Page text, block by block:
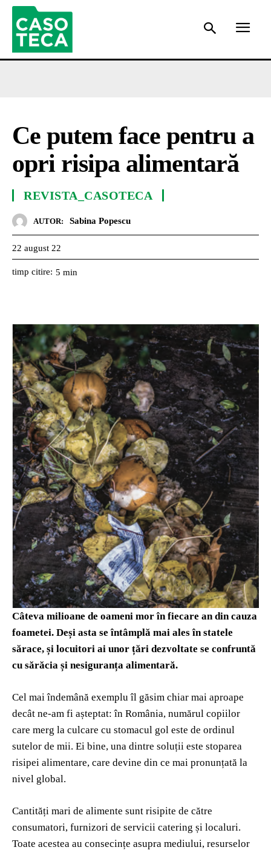
Ce putem face pentru a
opri risipa alimentară
REVISTA_CASOTECA
AUTOR: Sabina Popescu
22 august 22
timp citire: 5 min
Câteva milioane de oameni mor în fiecare an din cauza
foametei. Deși asta se întâmplă mai ales în statele
sărace, și locuitori ai unor țări dezvoltate se confruntă
cu sărăcia și nesiguranța alimentară.
Cel mai îndemână exemplu îl găsim chiar mai aproape
decât ne-am fi așteptat: în România, numărul copiilor
care merg la culcare cu stomacul gol este de ordinul
sutelor de mii. Ei bine, una dintre soluții este stoparea
risipei alimentare, care devine din ce mai pronunțată la
nivel global.
Cantități mari de alimente sunt risipite de către
consumatori, furnizori de servicii catering și localuri.
Toate acestea au consecințe asupra mediului, resurselor